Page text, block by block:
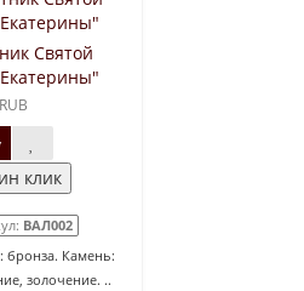
Святой
клик
ВАЛ002
бронза. Камень:
золочение. ..